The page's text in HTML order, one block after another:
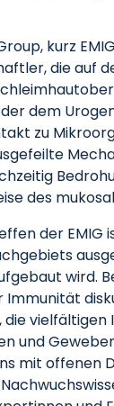
kurz
die auf
dem
zu
des
der EMIG
wird.
und
mit offenen